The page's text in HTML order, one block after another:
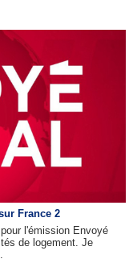
France 2
l'émission Envoyé
de logement. Je